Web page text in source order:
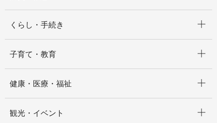
くらし・手続き
子育て・教育
健康・医療・福祉
観光・イベント